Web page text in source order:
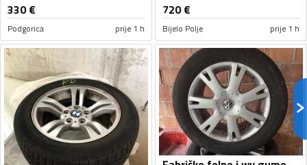
330€
Podgorica prije 1 h
720€
Bijelo Polje prije 1 h